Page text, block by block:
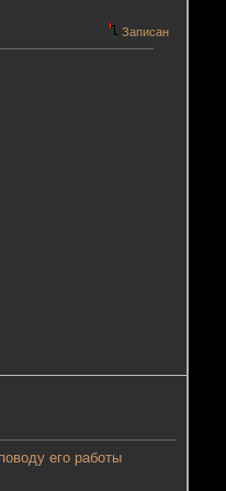
Записан
его работы